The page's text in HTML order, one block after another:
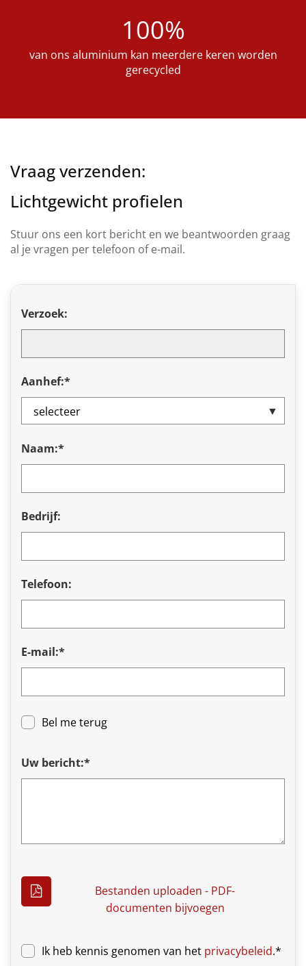
100%
van ons aluminium kan meerdere keren worden
gerecycled
Vraag verzenden:
Lichtgewicht profielen
Stuur ons een kort bericht en we beantwoorden graag
al je vragen per telefoon of e-mail.
Verzoek:
Aanhef:*
Naam:*
Bedrijf:
Telefoon:
E-mail:*
Bel me terug
Uw bericht:*
Bestanden uploaden - PDF-
documenten bijvoegen
Ik heb kennis genomen van het privacybeleid.*